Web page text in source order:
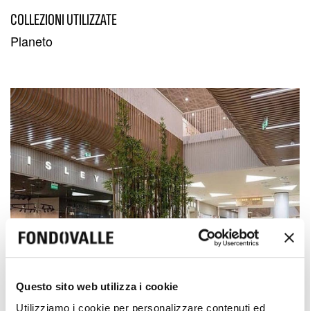
Questo sito web utilizza i cookie
Utilizziamo i cookie per personalizzare contenuti ed
COLLEZIONI UTILIZZATE
Planeto